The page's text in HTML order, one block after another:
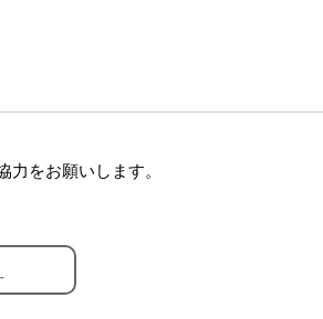
をお願いします。